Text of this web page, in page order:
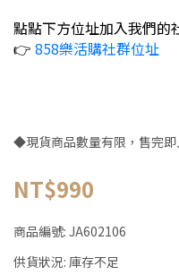
點點下方位址加入我們的
👉 858樂活購社群位址
◆現貨商品數量有限，售完即
NT$990
商品編號: JA602106
供貨狀況: 庫存不足